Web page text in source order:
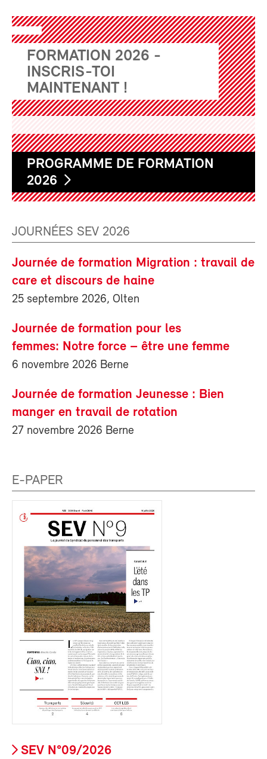
FORMATION 2026 -
INSCRIS-TOI
MAINTENANT !
PROGRAMME DE FORMATION
2026
JOURNÉES SEV 2026
Journée de formation Migration : travail de
care et discours de haine
25 septembre 2026, Olten
Journée de formation pour les
femmes: Notre force – être une femme
6 novembre 2026 Berne
Journée de formation Jeunesse : Bien
manger en travail de rotation
27 novembre 2026 Berne
E-PAPER
SEV N°09/2026